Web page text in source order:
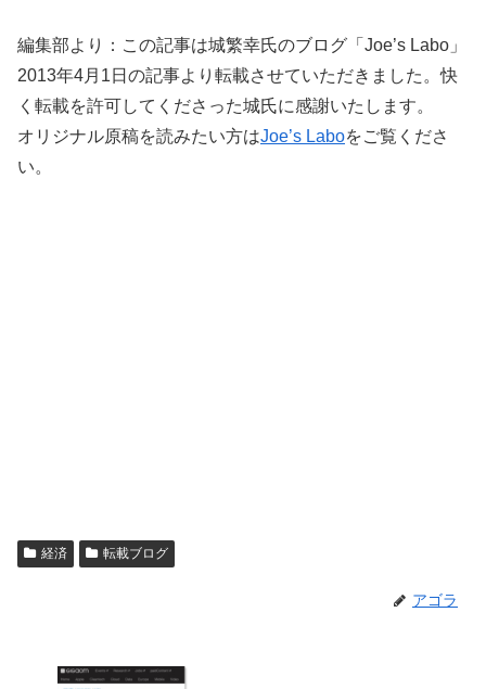
編集部より：この記事は城繁幸氏のブログ「Joe’s Labo」
2013年4月1日の記事より転載させていただきました。快
く転載を許可してくださった城氏に感謝いたします。
オリジナル原稿を読みたい方はJoe’s Laboをご覧くださ
い。
経済 転載ブログ
アゴラ